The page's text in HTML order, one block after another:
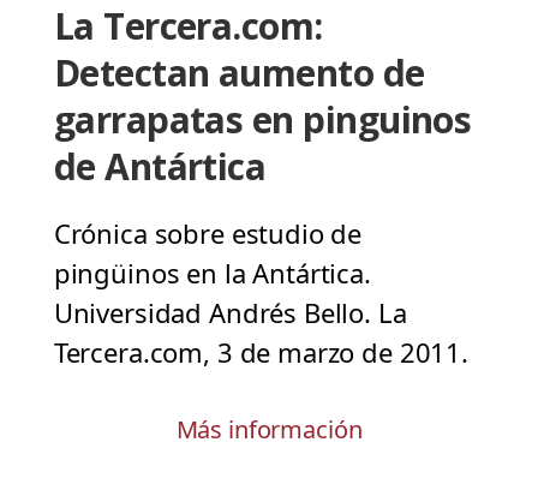
La Tercera.com:
Detectan aumento de
garrapatas en pinguinos
de Antártica
Crónica sobre estudio de
pingüinos en la Antártica.
Universidad Andrés Bello. La
Tercera.com, 3 de marzo de 2011.
Más información